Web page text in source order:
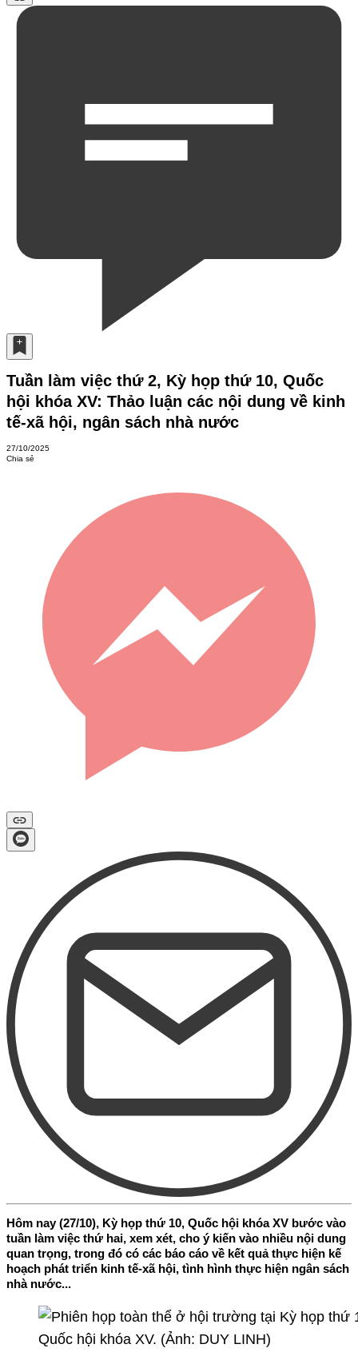
Tuần làm việc thứ 2, Kỳ họp thứ 10, Quốc
hội khóa XV: Thảo luận các nội dung về kinh
tế-xã hội, ngân sách nhà nước
27/10/2025
Chia sẻ
Hôm nay (27/10), Kỳ họp thứ 10, Quốc hội khóa XV bước vào
tuần làm việc thứ hai, xem xét, cho ý kiến vào nhiều nội dung
quan trọng, trong đó có các báo cáo về kết quả thực hiện kế
hoạch phát triển kinh tế-xã hội, tình hình thực hiện ngân sách
nhà nước...